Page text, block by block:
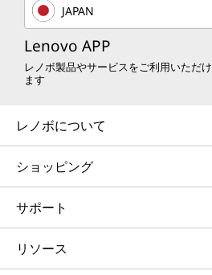
JAPAN
Lenovo APP
レノボ製品やサービスをご利用いただけ
ます
レノボについて
ショッピング
サポート
リソース